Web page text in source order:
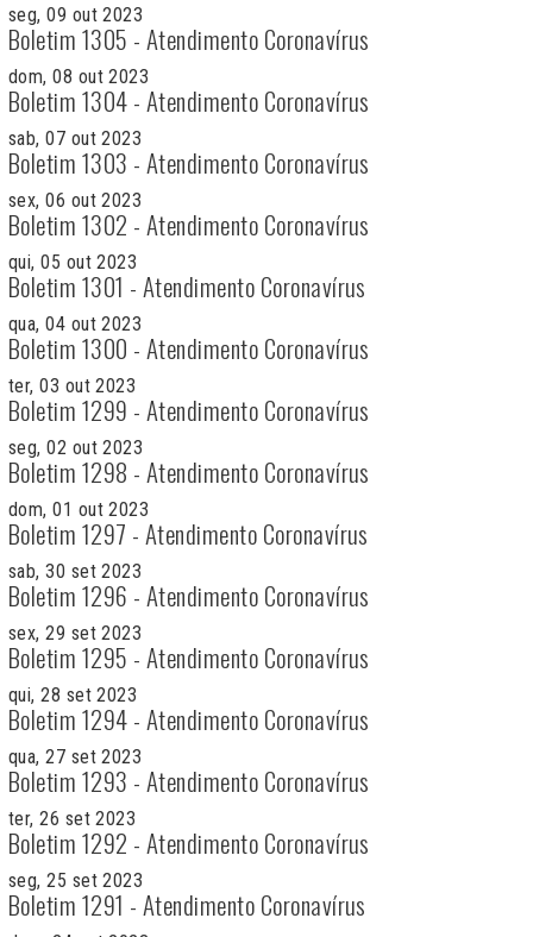
seg, 09 out 2023
Boletim 1305 - Atendimento Coronavírus
dom, 08 out 2023
Boletim 1304 - Atendimento Coronavírus
sab, 07 out 2023
Boletim 1303 - Atendimento Coronavírus
sex, 06 out 2023
Boletim 1302 - Atendimento Coronavírus
qui, 05 out 2023
Boletim 1301 - Atendimento Coronavírus
qua, 04 out 2023
Boletim 1300 - Atendimento Coronavírus
ter, 03 out 2023
Boletim 1299 - Atendimento Coronavírus
seg, 02 out 2023
Boletim 1298 - Atendimento Coronavírus
dom, 01 out 2023
Boletim 1297 - Atendimento Coronavírus
sab, 30 set 2023
Boletim 1296 - Atendimento Coronavírus
sex, 29 set 2023
Boletim 1295 - Atendimento Coronavírus
qui, 28 set 2023
Boletim 1294 - Atendimento Coronavírus
qua, 27 set 2023
Boletim 1293 - Atendimento Coronavírus
ter, 26 set 2023
Boletim 1292 - Atendimento Coronavírus
seg, 25 set 2023
Boletim 1291 - Atendimento Coronavírus